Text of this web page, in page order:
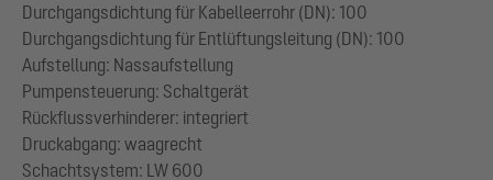
Durchgangsdichtung für Kabelleerrohr (DN): 100
Durchgangsdichtung für Entlüftungsleitung (DN): 100
Aufstellung: Nassaufstellung
Pumpensteuerung: Schaltgerät
Rückflussverhinderer: integriert
Druckabgang: waagrecht
Schachtsystem: LW 600